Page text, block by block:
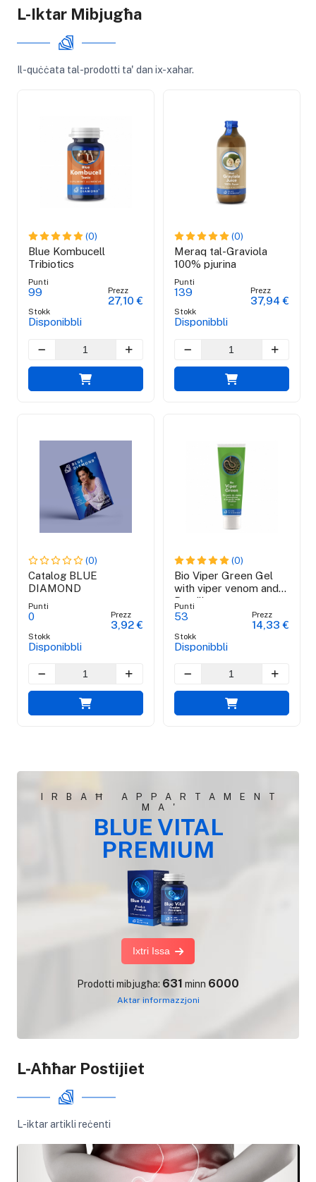
L-Iktar Mibjugħa
Il-quċċata tal-prodotti ta' dan ix-xahar.
(0)
Blue Kombucell
Tribiotics
Punti
99
Stokk
Disponibbli
Prezz
27,10 €
(0)
Catalog BLUE
DIAMOND
Punti
0
Stokk
Disponibbli
Prezz
3,92 €
(0)
Meraq tal-Graviola
100% pjurina
Punti
139
Stokk
Disponibbli
Prezz
37,94 €
(0)
Bio Viper Green Gel
with viper venom and
Brazilian green
propolis - 100 ml
Punti
53
Stokk
Disponibbli
Prezz
14,33 €
IRBAĦ APPARTAMENT
MA'
BLUE VITAL
PREMIUM
Ixtri Issa
Prodotti mibjugħa: 631 minn 6000
Aktar informazzjoni
L-Aħħar Postijiet
L-iktar artikli reċenti